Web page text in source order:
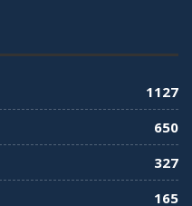
1127
650
327
165